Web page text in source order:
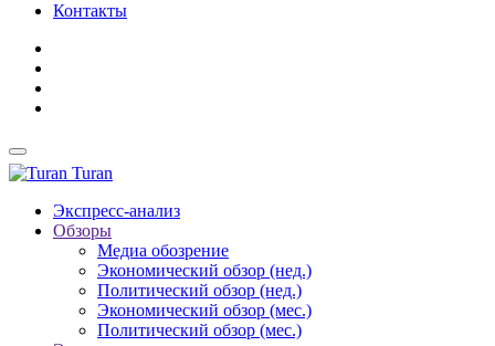
Контакты
Turan
Экспресс-анализ
Обзоры
Медиа обозрение
Экономический обзор (нед.)
Политический обзор (нед.)
Экономический обзор (мес.)
Политический обзор (мес.)